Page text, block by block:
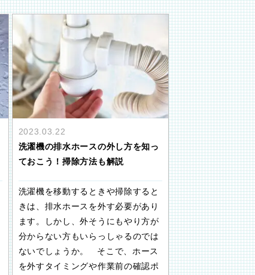
2023.03.22
洗濯機の排水ホースの外し方を知っ
ておこう！掃除方法も解説
洗濯機を移動するときや掃除すると
きは、排水ホースを外す必要があり
ます。しかし、外そうにもやり方が
分からない方もいらっしゃるのでは
ないでしょうか。 そこで、ホース
を外すタイミングや作業前の確認ポ